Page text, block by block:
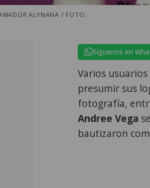
ALYNANA / FOTO:
Síguenos en
Varios usuarios
presumir sus
fotografía,
Andree Vega
bautizaron